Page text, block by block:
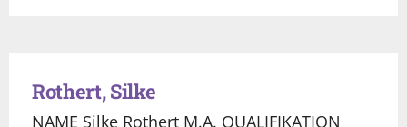
Rothert, Silke
NAME Silke Rothert M.A. QUALIFIKATION